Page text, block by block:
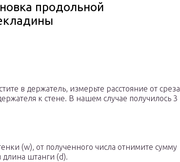
продольной
в держатель, измерьте расстояние от среза
к стене. В нашем случае получилось 3
(w), от полученного числа отнимите сумму
длина штанги (d).